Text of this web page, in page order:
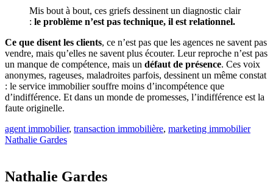
Mis bout à bout, ces griefs dessinent un diagnostic clair
: le problème n’est pas technique, il est relationnel.
Ce que disent les clients, ce n’est pas que les agences ne savent pas
vendre, mais qu’elles ne savent plus écouter. Leur reproche n’est pas
un manque de compétence, mais un défaut de présence. Ces voix
anonymes, rageuses, maladroites parfois, dessinent un même constat
: le service immobilier souffre moins d’incompétence que
d’indifférence. Et dans un monde de promesses, l’indifférence est la
faute originelle.
agent immobilier, transaction immobilière, marketing immobilier
Nathalie Gardes
Nathalie Gardes